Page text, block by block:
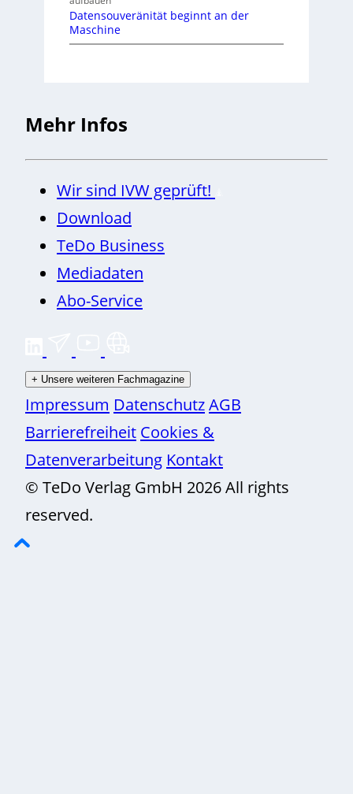
Datensouveränität beginnt an der
Maschine
Mehr Infos
Wir sind IVW geprüft!
Download
TeDo Business
Mediadaten
Abo-Service
+ Unsere weiteren Fachmagazine
Impressum DatenschutzAGB
Barrierefreiheit Cookies &
Datenverarbeitung Kontakt
© TeDo Verlag GmbH 2026 All rights
reserved.